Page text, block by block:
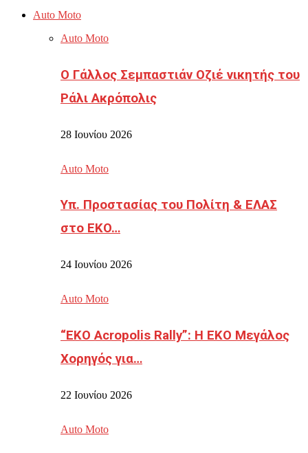
Auto Moto
Auto Moto
Ο Γάλλος Σεμπαστιάν Οζιέ νικητής του
Ράλι Ακρόπολις
28 Ιουνίου 2026
Auto Moto
Υπ. Προστασίας του Πολίτη & ΕΛΑΣ
στο EKO…
24 Ιουνίου 2026
Auto Moto
“EKO Acropolis Rally”: Η ΕΚΟ Μεγάλος
Χορηγός για…
22 Ιουνίου 2026
Auto Moto